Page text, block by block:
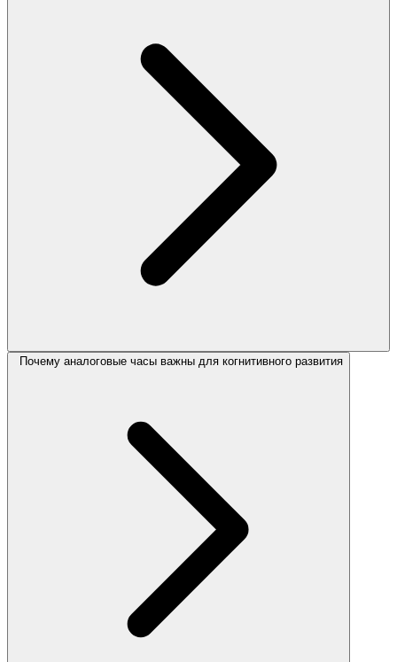
Почему аналоговые часы важны для когнитивного развития